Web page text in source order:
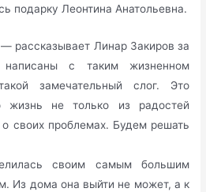
подарку Леонтина Анатольевна.
рассказывает Линар Закиров за
с таким жизненном
замечательный слог. Это
жизнь не только из радостей
о своих проблемах. Будем решать
своим самым большим
Из дома она выйти не может, а к